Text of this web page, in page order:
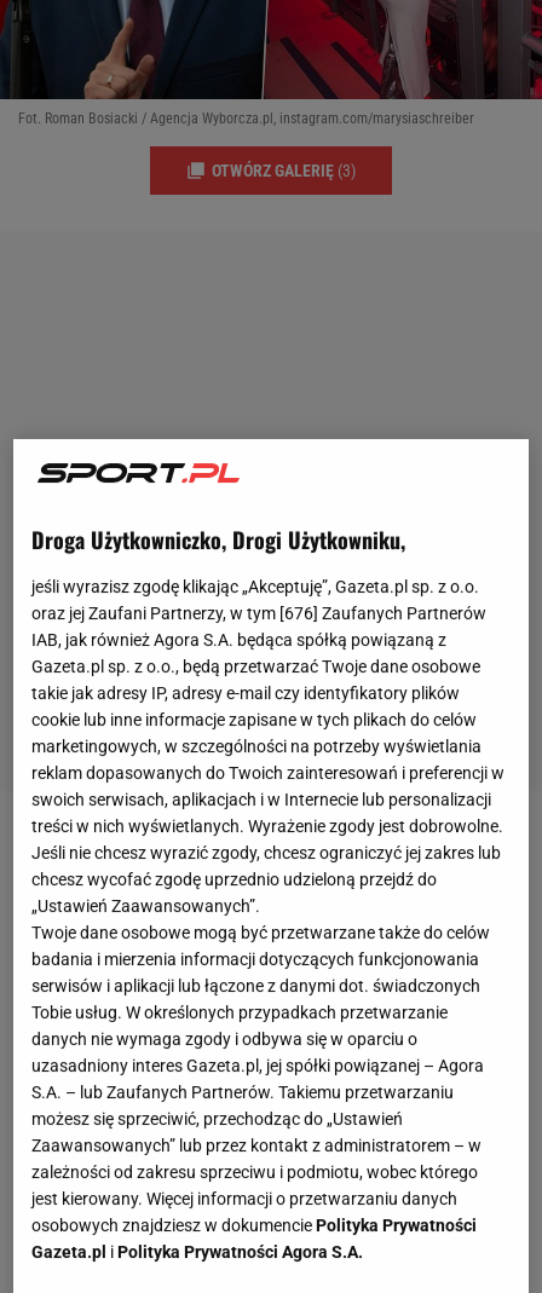
Fot. Roman Bosiacki / Agencja Wyborcza.pl, instagram.com/marysiaschreiber
OTWÓRZ GALERIĘ (3)
Ostatni czas nie jest udany dla Marianny Schreiber.
Nie dość, że to na początku czerwca przegrała z
Wiktorią "Wiki" Jaroniewską po niespełna minucie
"walki" na Clout MMA 5,to jeszcze musi mierzyć się
z ogromną falą hejtu. - Od kiedy jestem tutaj w
federacji, jestem poniżana przez Lexy. Za każdym
razem, kiedy są konferencje prasowe, przy każdej
gali, nie jest jeden na jednego, tylko pięciu na jedną i
za każdym razem uczestniczy w tym pani włodarz -
wyznała Schreiber podczas ważenia przed piątą
galą Clout MMA.Na domiar złego, kilka miesięcy
temu rozstała się z mężem, Łukaszem Schreiberem
(politykiem Prawa i Sprawiedliwości).
Droga Użytkowniczko, Drogi Użytkowniku,
jeśli wyrazisz zgodę klikając „Akceptuję”, Gazeta.pl sp. z o.o.
oraz jej Zaufani Partnerzy, w tym [676] Zaufanych Partnerów
IAB, jak również Agora S.A. będąca spółką powiązaną z
Gazeta.pl sp. z o.o., będą przetwarzać Twoje dane osobowe
takie jak adresy IP, adresy e-mail czy identyfikatory plików
cookie lub inne informacje zapisane w tych plikach do celów
marketingowych, w szczególności na potrzeby wyświetlania
reklam dopasowanych do Twoich zainteresowań i preferencji w
swoich serwisach, aplikacjach i w Internecie lub personalizacji
treści w nich wyświetlanych. Wyrażenie zgody jest dobrowolne.
Jeśli nie chcesz wyrazić zgody, chcesz ograniczyć jej zakres lub
chcesz wycofać zgodę uprzednio udzieloną przejdź do
„Ustawień Zaawansowanych”.
Twoje dane osobowe mogą być przetwarzane także do celów
badania i mierzenia informacji dotyczących funkcjonowania
serwisów i aplikacji lub łączone z danymi dot. świadczonych
Tobie usług. W określonych przypadkach przetwarzanie
danych nie wymaga zgody i odbywa się w oparciu o
uzasadniony interes Gazeta.pl, jej spółki powiązanej – Agora
S.A. – lub Zaufanych Partnerów. Takiemu przetwarzaniu
możesz się sprzeciwić, przechodząc do „Ustawień
Zaawansowanych” lub przez kontakt z administratorem – w
zależności od zakresu sprzeciwu i podmiotu, wobec którego
jest kierowany. Więcej informacji o przetwarzaniu danych
osobowych znajdziesz w dokumenciePolityka Prywatności
Gazeta.pl iPolityka Prywatności Agora S.A.